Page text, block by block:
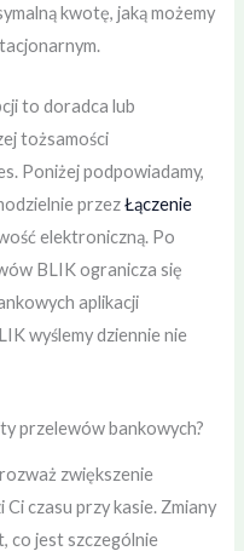
kwotę, jaką możemy
to doradca lub
tożsamości
Poniżej podpowiadamy,
przezŁączenie
elektroniczną. Po
BLIK ogranicza się
aplikacji
wyślemy dziennie nie
przelewów bankowych?
zwiększenie
czasu przy kasie. Zmiany
co jest szczególnie